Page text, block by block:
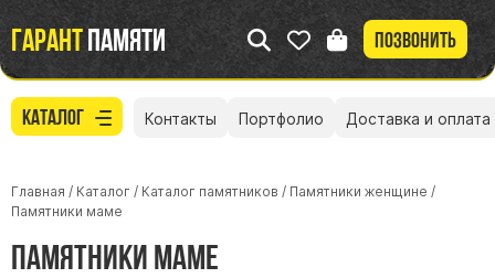
Гарантпамяти Позвонить
Каталог Контакты Портфолио Доставка и оплата
Главная / Каталог / Каталог памятников / Памятники женщине /
Памятники маме
Памятники маме